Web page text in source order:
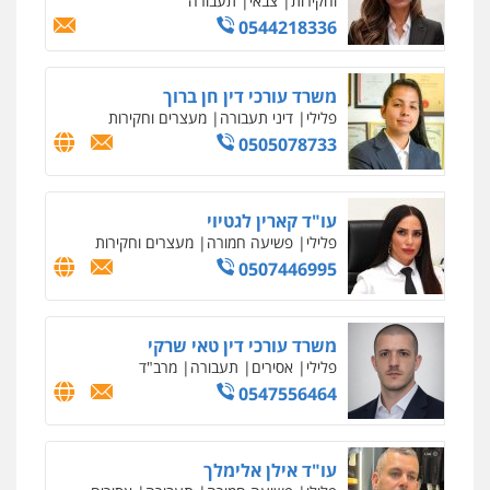
0544218336
משרד עורכי דין חן ברוך
פלילי דיני תעבורה מעצרים וחקירות
0505078733
עו"ד קארין לגטיוי
פלילי פשיעה חמורה מעצרים וחקירות
0507446995
משרד עורכי דין טאי שרקי
פלילי אסירים תעבורה מרב"ד
0547556464
עו"ד אילן אלימלך